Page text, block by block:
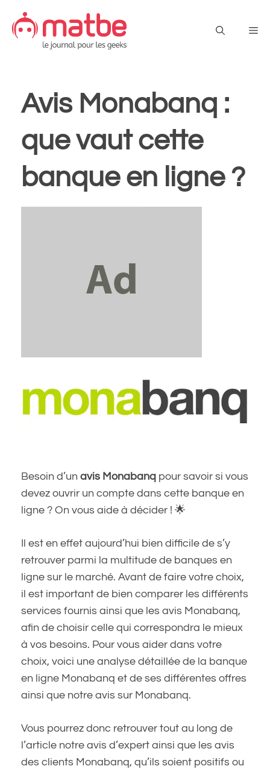
contenu
Avis Monabanq :
que vaut cette
banque en ligne ?
Besoin d’un avis Monabanq pour savoir si vous
devez ouvrir un compte dans cette banque en
ligne ? On vous aide à décider ! 🌟
Il est en effet aujourd’hui bien difficile de s’y
retrouver parmi la multitude de banques en
ligne sur le marché. Avant de faire votre choix,
il est important de bien comparer les différents
services fournis ainsi que les avis Monabanq,
afin de choisir celle qui correspondra le mieux
à vos besoins. Pour vous aider dans votre
choix, voici une analyse détaillée de la banque
en ligne Monabanq et de ses différentes offres
ainsi que notre avis sur Monabanq.
Vous pourrez donc retrouver tout au long de
l’article notre avis d’expert ainsi que les avis
des clients Monabanq, qu’ils soient positifs ou